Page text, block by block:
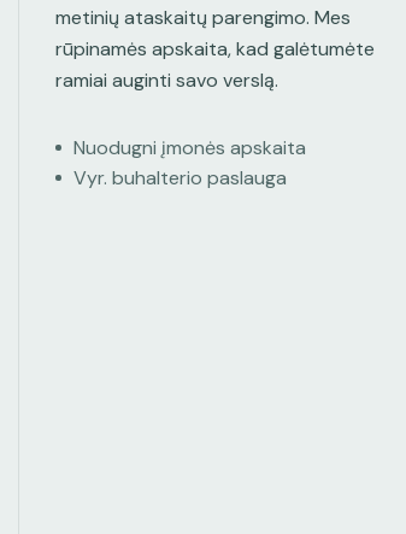
metinių ataskaitų parengimo. Mes
rūpinamės apskaita, kad galėtumėte
ramiai auginti savo verslą.
Nuodugni įmonės apskaita
Vyr. buhalterio paslauga